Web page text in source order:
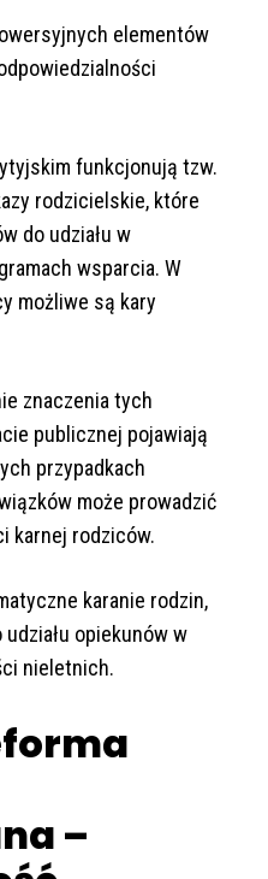
elementów
funkcjonują tzw.
rodzicielskie, które
do udziału w
wsparcia. W
możliwe są kary
znaczenia tych
publicznej pojawiają
przypadkach
może prowadzić
karnej rodziców.
karanie rodzin,
opiekunów w
nieletnich.
–